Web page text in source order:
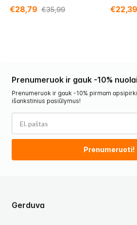
€28,79 €35,99 €22,39
Gerduva
Prenumeruok ir gauk -10%
Prenumeruok ir gauk -10% pirmam
išankstinius pasiūlymus!
Prenumeruoti!